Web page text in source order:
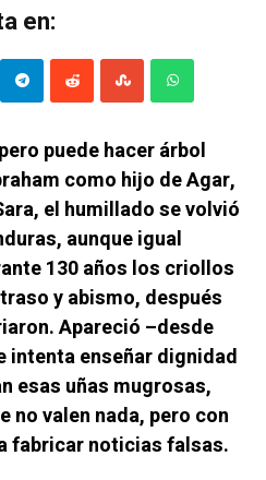
en:
puede hacer árbol
como hijo de Agar,
el humillado se volvió
aunque igual
130 años los criollos
y abismo, después
Apareció –desde
intenta enseñar dignidad
esas uñas mugrosas,
no valen nada, pero con
fabricar noticias falsas.